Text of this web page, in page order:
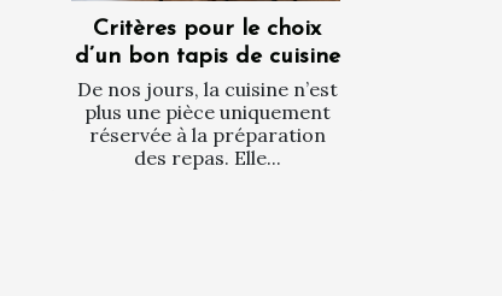
Critères pour le choix
d’un bon tapis de cuisine
De nos jours, la cuisine n’est
plus une pièce uniquement
réservée à la préparation
des repas. Elle...